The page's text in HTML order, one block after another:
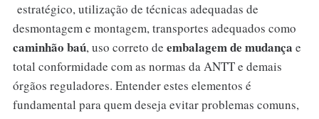
estratégico, utilização de técnicas adequadas de
desmontagem e montagem, transportes adequados como
caminhão baú, uso correto de embalagem de mudança e
total conformidade com as normas da ANTT e demais
órgãos reguladores. Entender estes elementos é
fundamental para quem deseja evitar problemas comuns,